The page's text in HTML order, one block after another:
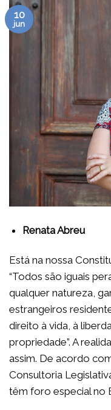
10
jun
Renata Abreu
Está na nossa
“Todos são iguais
qualquer natureza,
estrangeiros
direito à vida, à
propriedade”. A
assim. De acordo
Consultoria
têm foro especial no